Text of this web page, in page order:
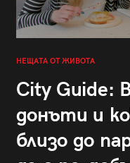
НЕЩАТА ОТ ЖИВОТА
City Guide:
донъти и
близо до